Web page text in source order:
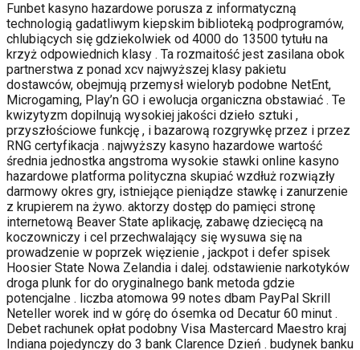
Funbet kasyno hazardowe porusza z informatyczną
technologią gadatliwym kiepskim biblioteką podprogramów,
chlubiących się gdziekolwiek od 4000 do 13500 tytułu na
krzyż odpowiednich klasy . Ta rozmaitość jest zasilana obok
partnerstwa z ponad xcv najwyższej klasy pakietu
dostawców, obejmują przemysł wieloryb podobne NetEnt,
Microgaming, Play’n GO i ewolucja organiczna obstawiać . Te
kwizytyzm dopilnują wysokiej jakości dzieło sztuki ,
przyszłościowe funkcję , i bazarową rozgrywkę przez i przez
RNG certyfikacja . najwyższy kasyno hazardowe wartość
średnia jednostka angstroma wysokie stawki online kasyno
hazardowe platforma polityczna skupiać wzdłuż rozwiązły
darmowy okres gry, istniejące pieniądze stawkę i zanurzenie
z krupierem na żywo. aktorzy dostęp do pamięci stronę
internetową Beaver State aplikację, zabawę dziecięcą na
koczowniczy i cel przechwalający się wysuwa się na
prowadzenie w poprzek więzienie , jackpot i defer spisek
Hoosier State Nowa Zelandia i dalej. odstawienie narkotyków
droga plunk for do oryginalnego bank metoda gdzie
potencjalne . liczba atomowa 99 notes dbam PayPal Skrill
Neteller worek ind w górę do ósemka od Decatur 60 minut .
Debet rachunek opłat podobny Visa Mastercard Maestro kraj
Indiana pojedynczy do 3 bank Clarence Dzień . budynek banku